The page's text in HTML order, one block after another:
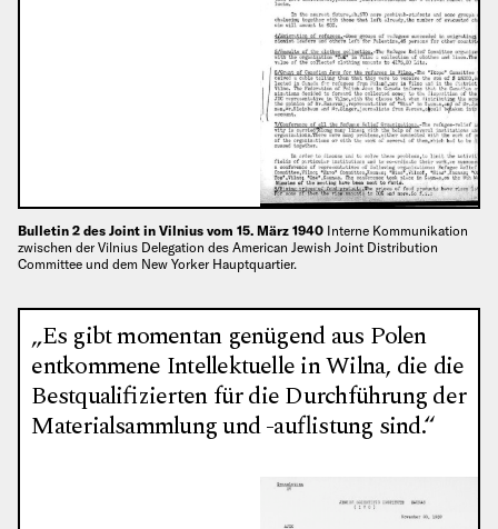
Bulletin 2 des Joint in Vilnius vom 15. März 1940 Interne Kommunikation
zwischen der Vilnius Delegation des American Jewish Joint Distribution
Committee und dem New Yorker Hauptquartier.
„Es gibt momentan genügend aus Polen
entkommene Intellektuelle in Wilna, die die
Bestqualifizierten für die Durchführung der
Materialsammlung und -auflistung sind.“